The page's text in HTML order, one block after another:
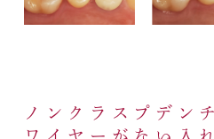
ノンクラスプデン